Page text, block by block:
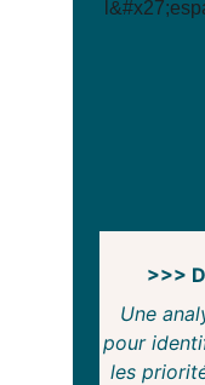
>>>
Une
pour
les